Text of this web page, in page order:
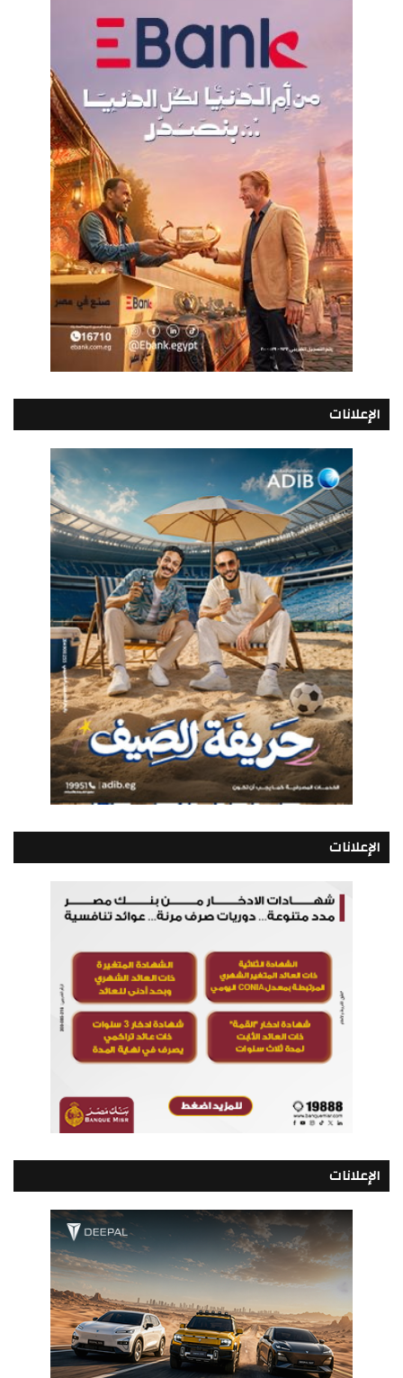
الإعلانات
الإعلانات
الإعلانات